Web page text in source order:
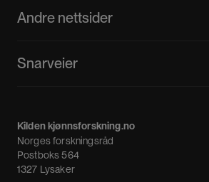
Andre nettsider
Kvinnehistorie.no
Snarveier
Nyheter
Nyhetsbrev
Kilden kjønnsforskning.no
Norges forskningsråd
Postboks 564
1327 Lysaker